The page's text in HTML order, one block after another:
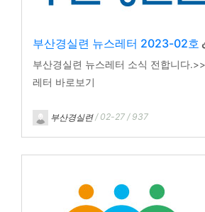
부산경실련 뉴스레터 2023-02호
부산경실련 뉴스레터 소식 전합니다
레터 바로보기
부산경실련/ 02-27 / 937